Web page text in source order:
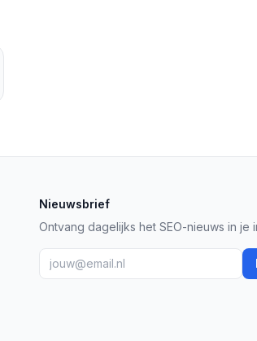
Nieuwsbrief
Ontvang dagelijks het SEO-nieuws in je